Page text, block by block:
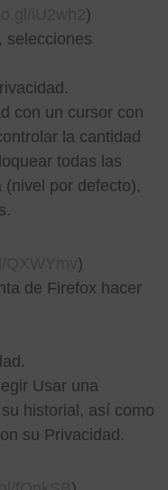
)
selecciones
con un cursor con
la cantidad
todas las
(nivel por defecto),
)
de Firefox hacer
Usar una
historial, así como
su Privacidad.